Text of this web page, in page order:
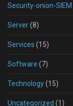
Security-onion-SIEM
Server(8)
Services (15)
Software (7)
Technology(15)
Uncategorized (1)